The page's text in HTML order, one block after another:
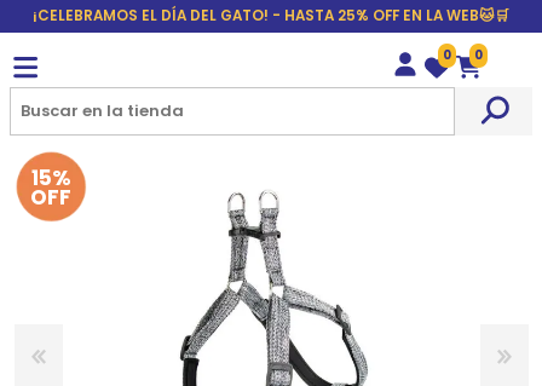
¡CELEBRAMOS EL DÍA DEL GATO! - HASTA 25% OFF EN LA WEB🐱🛒
Wishlist
0
Carrito
0
15%
OFF